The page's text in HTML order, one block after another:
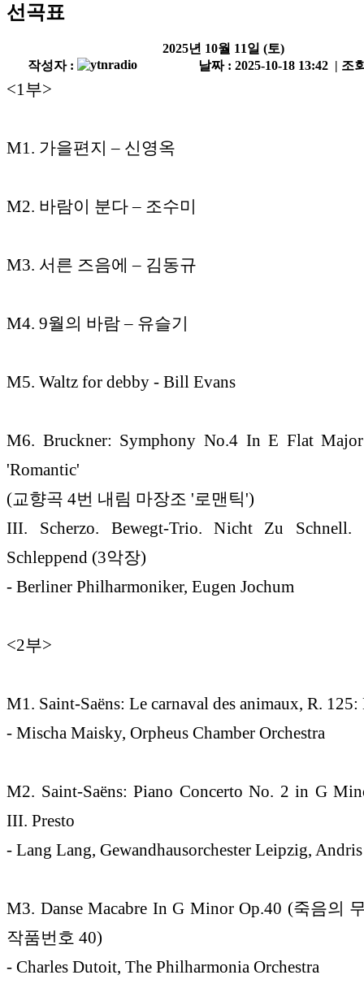
선곡표
2025년 10월 11일 (토)
작성자 :
날짜 : 2025-10-18 13:42 | 조
<1부>
M1. 가을편지 – 신영옥
M2. 바람이 분다 – 조수미
M3. 서른 즈음에 – 김동규
M4. 9월의 바람 – 유슬기
M5. Waltz for debby - Bill Evans
M6. Bruckner: Symphony No.4 In E Flat
'Romantic'
(교향곡 4번 내림 마장조 '로맨틱')
III. Scherzo. Bewegt-Trio. Nicht Zu Schnell.
Schleppend (3악장)
- Berliner Philharmoniker, Eugen Jochum
<2부>
M1. Saint-Saëns: Le carnaval des animaux, R. 125:
- Mischa Maisky, Orpheus Chamber Orchestra
M2. Saint-Saëns: Piano Concerto No. 2 in G
III. Presto
- Lang Lang, Gewandhausorchester Leipzig,
M3. Danse Macabre In G Minor Op.40 (죽음의
작품번호 40)
- Charles Dutoit, The Philharmonia Orchestra